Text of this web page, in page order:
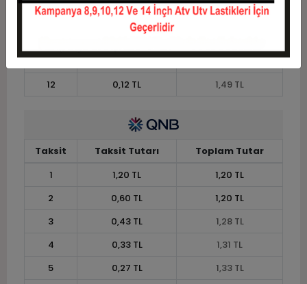
9
0,16 TL
1,43 TL
11
0,13 TL
1,46 TL
12
0,12 TL 1,49 TL
Taksit Taksit Tutarı
Toplam Tutar
1
1,20 TL
1,20 TL
2
0,60 TL
1,20 TL
3
0,43 TL
1,28 TL
4
0,33 TL
1,31 TL
5
0,27 TL
1,33 TL